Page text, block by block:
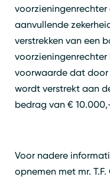
aanvullende
verstrekken van een
voorwaarde dat
wordt verstrekt aan
bedrag van €
Voor nadere
opnemen met mr.